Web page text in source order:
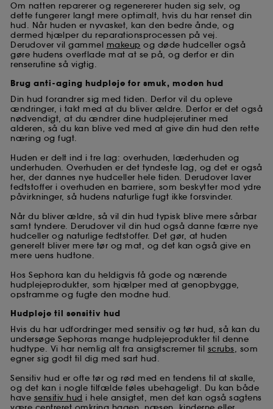
Om natten reparerer og regenererer huden sig selv, og
dette fungerer langt mere optimalt, hvis du har renset din
hud. Når huden er nyvasket, kan den bedre ånde, og
dermed hjælper du reparationsprocessen på vej.
Derudover vil gammel makeup og døde hudceller også
gøre hudens overflade mat at se på, og derfor er din
renserutine så vigtig.
Brug anti-aging hudpleje for smuk, moden hud
Din hud forandrer sig med tiden. Derfor vil du opleve
ændringer, i takt med at du bliver ældre. Derfor er det også
nødvendigt, at du ændrer dine hudplejerutiner med
alderen, så du kan blive ved med at give din hud den rette
næring og fugt.
Huden er delt ind i tre lag: overhuden, læderhuden og
underhuden. Overhuden er det tyndeste lag, og det er også
her, der dannes nye hudceller hele tiden. Derudover laver
fedtstoffer i overhuden en barriere, som beskytter mod ydre
påvirkninger, så hudens naturlige fugt ikke forsvinder.
Når du bliver ældre, så vil din hud typisk blive mere sårbar
samt tyndere. Derudover vil din hud også danne færre nye
hudceller og naturlige fedtstoffer. Det gør, at huden
generelt bliver mere tør og mat, og det kan også give en
mere uens hudtone.
Hos Sephora kan du heldigvis få gode og nærende
hudplejeprodukter, som hjælper med at genopbygge,
opstramme og fugte den modne hud.
Hudpleje til sensitiv hud
Hvis du har udfordringer med sensitiv og tør hud, så kan du
undersøge Sephoras mange hudplejeprodukter til denne
hudtype. Vi har nemlig alt fra ansigtscremer til scrubs, som
egner sig godt til dig med sart hud.
Sensitiv hud er ofte tør og rød med en tendens til at skalle,
og det kan i nogle tilfælde føles ubehageligt. Du kan både
have sensitiv hud i hele ansigtet, men det kan også sagtens